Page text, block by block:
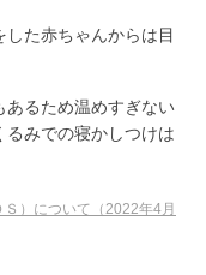
た赤ちゃんからは目
あるため温めすぎない
るみでの寝かしつけは
）について（2022年4月